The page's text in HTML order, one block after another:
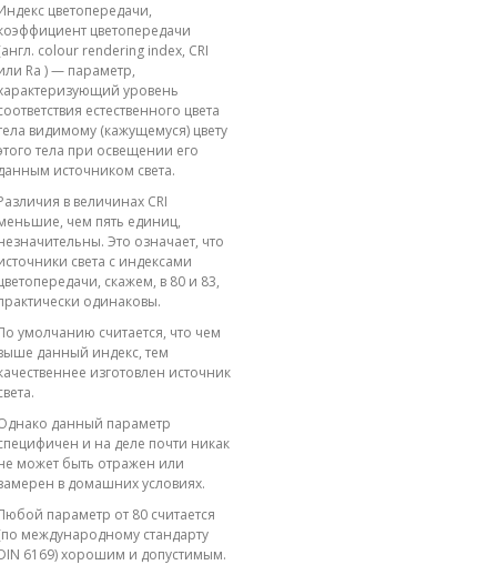
цветопередачи,
цветопередачи
colour rendering index, CRI
Ra ) — параметр,
уровень
естественного цвета
видимому (кажущемуся) цвету
тела при освещении его
источником света.
в величинах CRI
чем пять единиц,
Это означает, что
света с индексами
скажем, в 80 и 83,
одинаковы.
умолчанию считается, что чем
данный индекс, тем
изготовлен источник
данный параметр
и на деле почти никак
может быть отражен или
в домашних условиях.
параметр от 80 считается
международному стандарту
6169) хорошим и допустимым.